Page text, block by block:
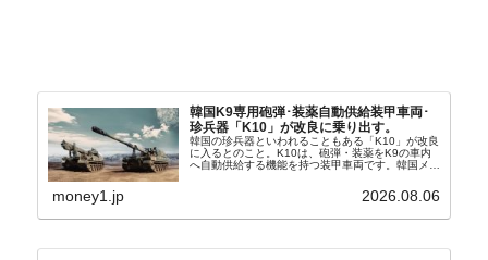
韓国K9専用砲弾･装薬自動供給装甲車両･
珍兵器「K10」が改良に乗り出す。
韓国の珍兵器といわれることもある「K10」が改良
に入るとのこと。K10は、砲弾・装薬をK9の車内
へ自動供給する機能を持つ装甲車両です。韓国メデ
から以下に一部を引きます。2005年に初めて...
money1.jp 2026.08.06